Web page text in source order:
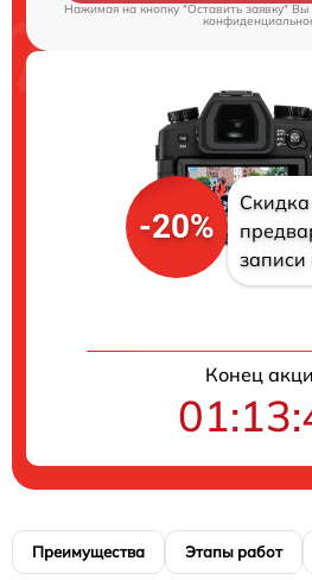
Нажимая на кнопку "Оставить заявку"
-20%
записи
Конец
Преимущества Этапы работ